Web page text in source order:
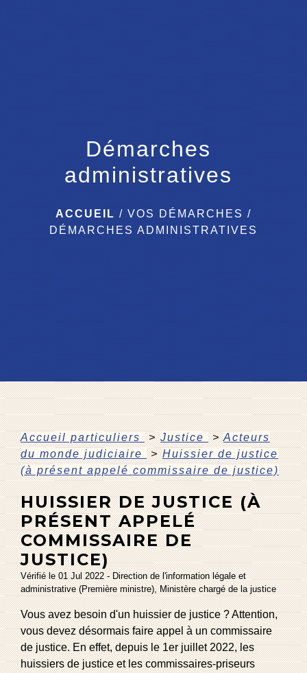
Démarches
administratives
ACCUEIL / VOS DÉMARCHES /
DÉMARCHES ADMINISTRATIVES
Accueil particuliers > Justice > Acteurs
du monde judiciaire > Huissier de justice
(à présent appelé commissaire de justice)
HUISSIER DE JUSTICE (À
PRÉSENT APPELÉ
COMMISSAIRE DE
JUSTICE)
Vérifié le 01 Jul 2022 - Direction de l'information légale et
administrative (Première ministre), Ministère chargé de la justice
Vous avez besoin d'un huissier de justice ? Attention,
vous devez désormais faire appel à un commissaire
de justice. En effet, depuis le 1erjuillet 2022, les
huissiers de justice et les commissaires-priseurs